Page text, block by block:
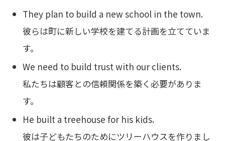
They plan to build a new school in the town.
彼らは町に新しい学校を建てる計画を立てていま
す。
We need to build trust with our clients.
私たちは顧客との信頼関係を築く必要がありま
す。
He built a treehouse for his kids.
彼は子どもたちのためにツリーハウスを作りまし